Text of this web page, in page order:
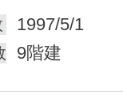
1997/5/1
9階建